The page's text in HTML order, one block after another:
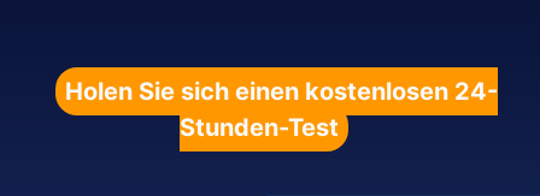
Holen Sie sich einen kostenlosen 24-
Stunden-Test